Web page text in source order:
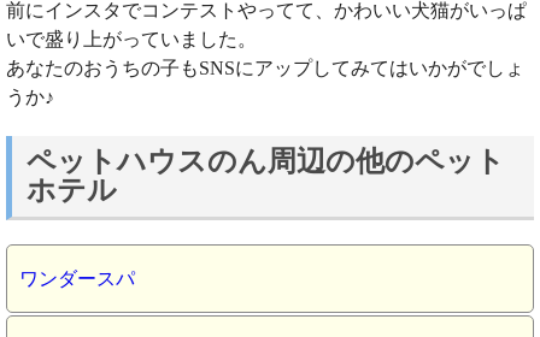
前にインスタでコンテストやってて、かわいい犬猫がいっぱ
いで盛り上がっていました。
あなたのおうちの子もSNSにアップしてみてはいかがでしょ
うか♪
ペットハウスのん周辺の他のペット
ホテル
ワンダースパ